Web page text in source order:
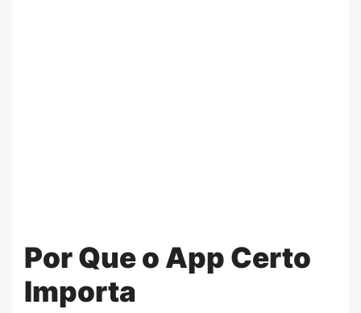
Por Que o App Certo
Importa